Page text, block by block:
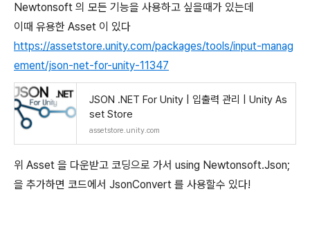
Newtonsoft 의 모든 기능을 사용하고 싶을때가 있는데
이때 유용한 Asset 이 있다
https://assetstore.unity.com/packages/tools/input-manag
ement/json-net-for-unity-11347
JSON .NET For Unity | 입출력 관리 | Unity As
set Store
assetstore.unity.com
위 Asset 을 다운받고 코딩으로 가서 using Newtonsoft.Json;
을 추가하면 코드에서 JsonConvert 를 사용할수 있다!